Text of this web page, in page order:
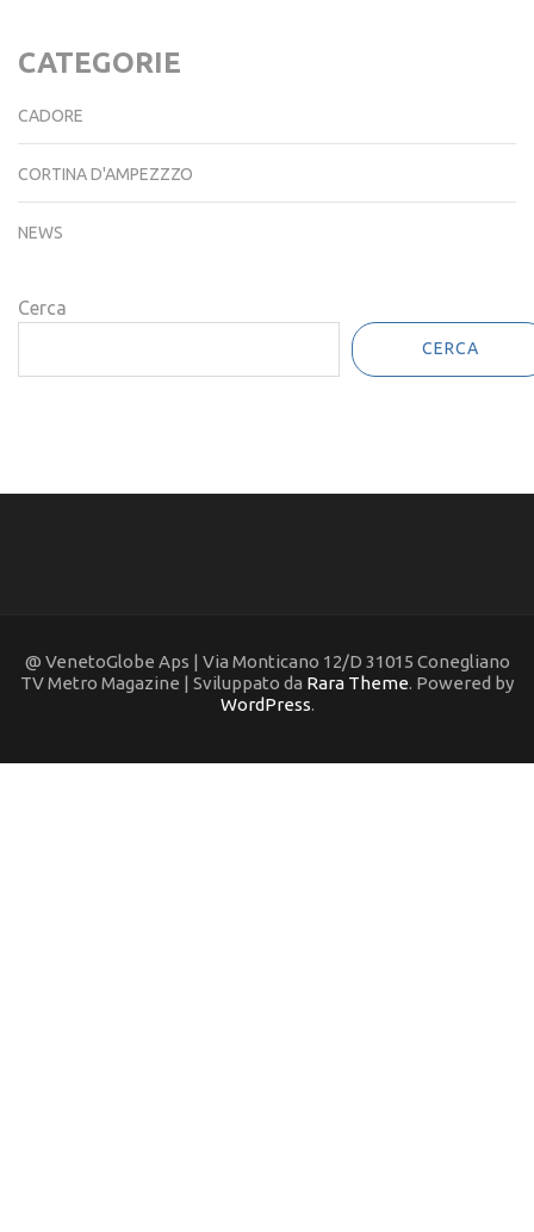
CATEGORIE
CADORE
CORTINA D'AMPEZZZO
NEWS
Cerca
CERCA
@ VenetoGlobe Aps | Via Monticano 12/D 31015 Conegliano
TV Metro Magazine | Sviluppato da Rara Theme. Powered by
WordPress.